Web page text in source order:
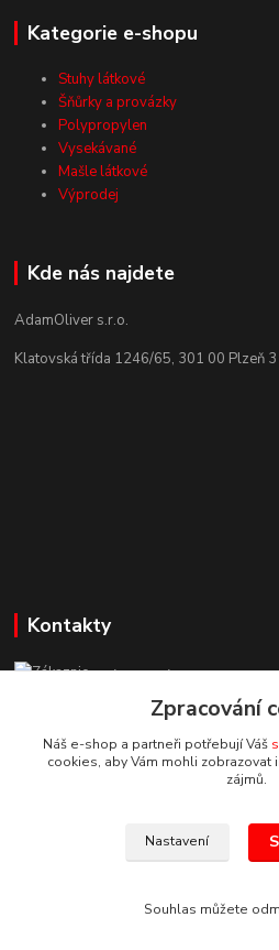
Kategorie e-shopu
Stuhy látkové
Šňůrky a provázky
Polypropylen
Vysekávané
Mašle látkové
Výprodej
Kde nás najdete
AdamOliver s.r.o.
Klatovská třída 1246/65, 301 00 Plzeň 3
Kontakty
Zákaznická podpora
+420 725 618 353
(Po-Pá, 8-16 hod.)
adamoliver@seznam.cz
Zpracování
Náš e-shop a partneři potřebují Váš
cookies, aby Vám mohli zobrazovat
zájmů.
Nastavení
Souhlas můžete